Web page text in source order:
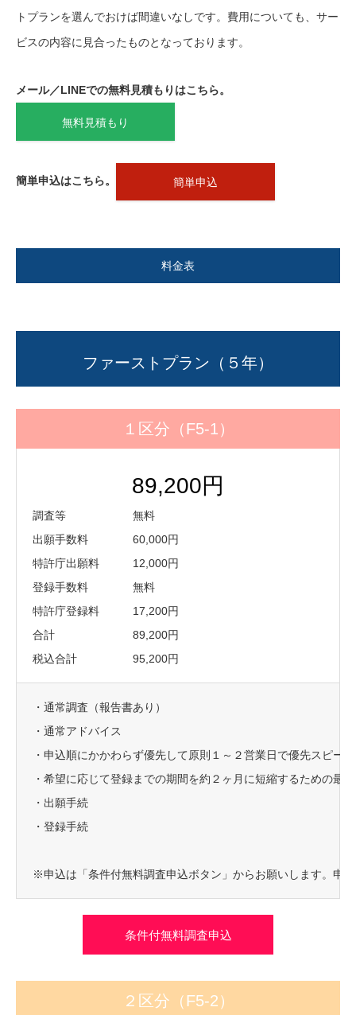
トプランを選んでおけば間違いなしです。費用についても、サー
ビスの内容に見合ったものとなっております。
メール／LINEでの無料見積もりはこちら。
無料見積もり
簡単申込はこちら。 簡単申込
料金表
ファーストプラン（５年）
１区分（F5-1）
89,200円
調査等 無料
出願手数料 60,000円
特許庁出願料 12,000円
登録手数料 無料
特許庁登録料 17,200円
合計 89,200円
税込合計 95,200円
・通常調査（報告書あり）
・通常アドバイス
・申込順にかかわらず優先して原則１～２営業日で優先スピー
・希望に応じて登録までの期間を約２ヶ月に短縮するための最
・出願手続
・登録手続
※申込は「条件付無料調査申込ボタン」からお願いします。申
条件付無料調査申込
２区分（F5-2）